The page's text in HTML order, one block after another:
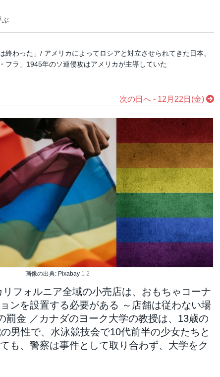
ぶ
終わった」/ アメリカによってロシアと対立させられてきた日本、
フラ」1945年のソ連侵攻はアメリカが主導していた
次の日へ - 12月22日(金)
画像の出典: Pixabay 1 2
フォルニア全域の小売店は、おもちゃコーナ
ンを設置する必要がある ～店舗は従わない場
罰金 ／カナダのヨーク大学の教授は、13歳の
男性で、水泳競技会で10代前半の少女たちと
も、警察は事件として取り合わず、大学をク